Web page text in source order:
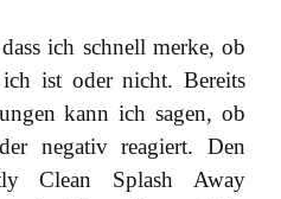
ich schnell merke, ob
ist oder nicht. Bereits
kann ich sagen, ob
negativ reagiert. Den
Clean Splash Away